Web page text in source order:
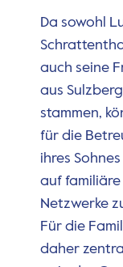
Da sowohl
auch seine
aus Sulzberg
stammen,
für die
ihres
auf familiäre
Netzwerke
Für die
daher